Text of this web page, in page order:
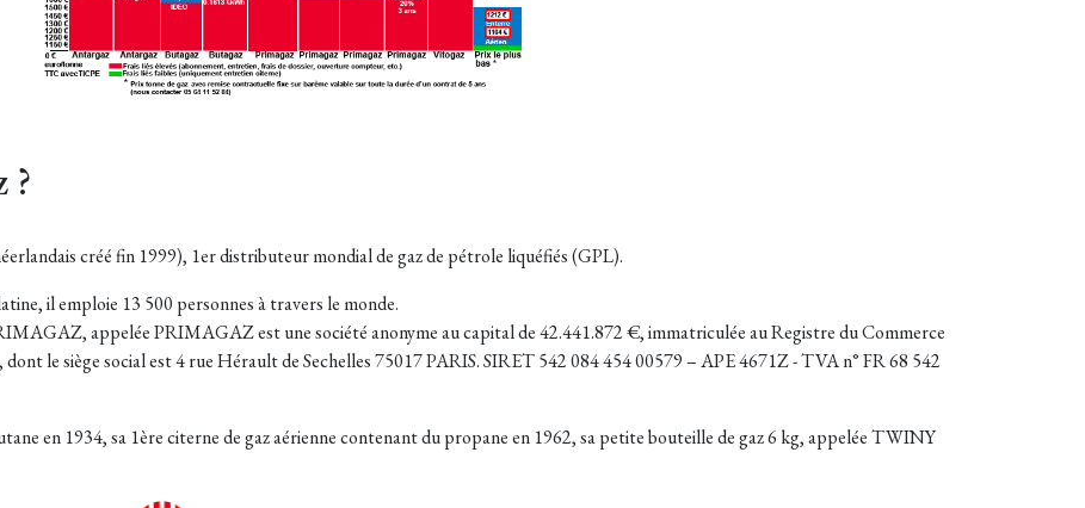
?
créé fin 1999), 1er distributeur mondial de gaz de pétrole liquéfiés (GPL).
il emploie 13 500 personnes à travers le monde.
appelée PRIMAGAZ est une société anonyme au capital de 42.441.872 €, immatriculée au Registre du Commerce
dont le siège social est 4 rue Hérault de Sechelles 75017 PARIS. SIRET 542 084 454 00579 – APE 4671Z - TVA n° FR 68 542
en 1934, sa 1ère citerne de gaz aérienne contenant du propane en 1962, sa petite bouteille de gaz 6 kg, appelée TWINY